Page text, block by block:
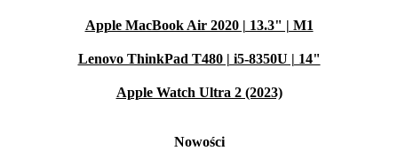
Apple MacBook Air 2020 | 13.3" | M1
Lenovo ThinkPad T480 | i5-8350U | 14"
Apple Watch Ultra 2 (2023)
Nowości